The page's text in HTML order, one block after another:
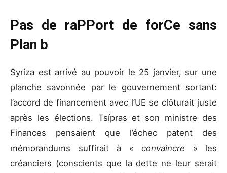
Pas de raPPort de forCe sans
Plan b
Syriza est arrivé au pouvoir le 25 janvier, sur une
planche savonnée par le gouvernement sortant:
l’accord de financement avec l’UE se clôturait juste
après les élections. Tsípras et son ministre des
Finances pensaient que l’échec patent des
mémorandums suffirait à « convaincre » les
créanciers (conscients que la dette ne leur serait